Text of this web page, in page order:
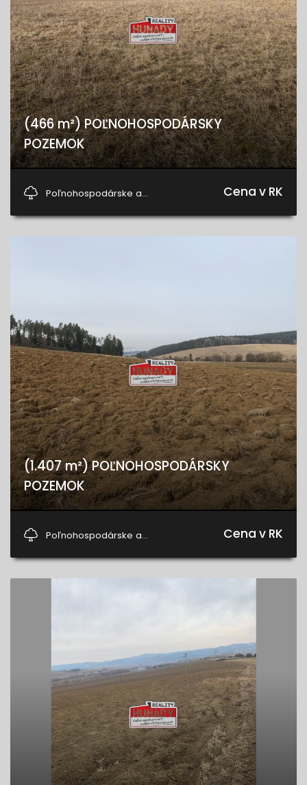
(466 m²) POĽNOHOSPODÁRSKY
POZEMOK
Poľnohospodárske a...
Cena v RK
(1.407 m²) POĽNOHOSPODÁRSKY
POZEMOK
Poľnohospodárske a...
Cena v RK